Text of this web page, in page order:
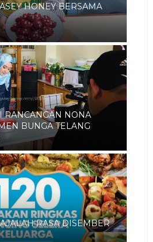
HONEY BERSAMA
RANCANGAN NONA
BUNGA TELANG
RASA DISEMBER